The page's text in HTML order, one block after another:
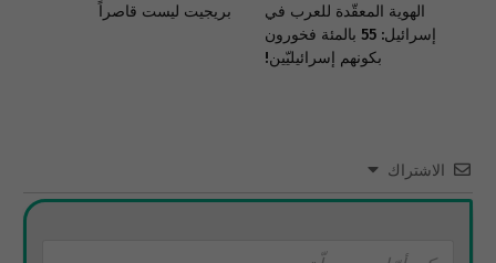
الهوية المعقّدة للعرب في
إسرائيل: 55 بالمئة فخورون
بكونهم إسرائيليّين!
بريجيت ليست قاصراً
الاشتراك